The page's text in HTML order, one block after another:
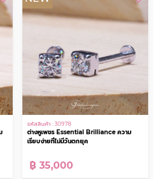
รหัสสินค้า : 30980
ต่างหูเพชร Trinity Spark รวม 0.62 กะรัต
฿ 39,000
NEW